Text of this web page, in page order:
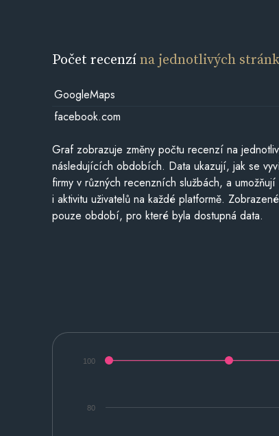
Počet recenzína jednotlivých
GoogleMaps
facebook.com
Graf zobrazuje změny počtu recenzí na
následujících obdobích. Data ukazují, jak se
firmy v různých recenzních službách, a
i aktivitu uživatelů na každé platformě.
pouze období, pro které byla dostupná data.
80
100